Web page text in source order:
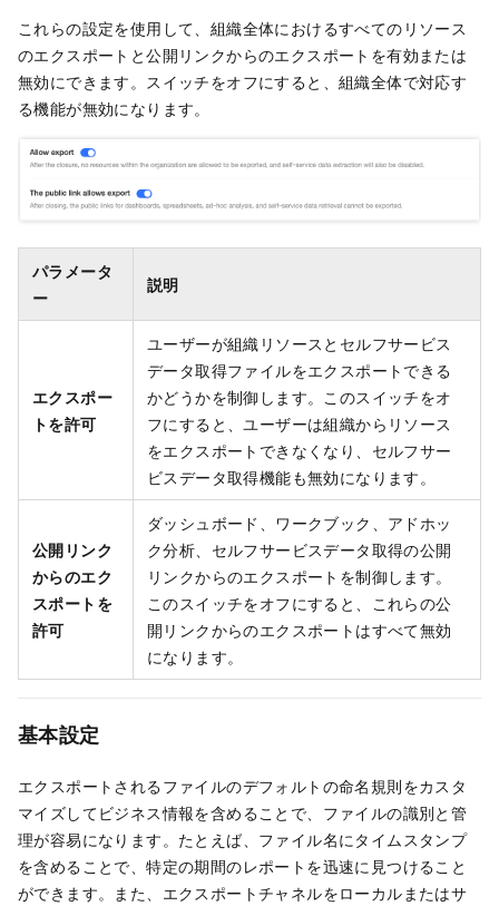
これらの設定を使用して、組織全体におけるすべてのリソース
のエクスポートと公開リンクからのエクスポートを有効または
無効にできます。スイッチをオフにすると、組織全体で対応す
る機能が無効になります。
パラメータ
ー
説明
エクスポー
トを許可
ユーザーが組織リソースとセルフサービス
データ取得ファイルをエクスポートできる
かどうかを制御します。このスイッチをオ
フにすると、ユーザーは組織からリソース
をエクスポートできなくなり、セルフサー
ビスデータ取得機能も無効になります。
公開リンク
からのエク
スポートを
許可
ダッシュボード、ワークブック、アドホッ
ク分析、セルフサービスデータ取得の公開
リンクからのエクスポートを制御します。
このスイッチをオフにすると、これらの公
開リンクからのエクスポートはすべて無効
になります。
基本設定
エクスポートされるファイルのデフォルトの命名規則をカスタ
マイズしてビジネス情報を含めることで、ファイルの識別と管
理が容易になります。たとえば、ファイル名にタイムスタンプ
を含めることで、特定の期間のレポートを迅速に見つけること
ができます。また、エクスポートチャネルをローカルまたはサ